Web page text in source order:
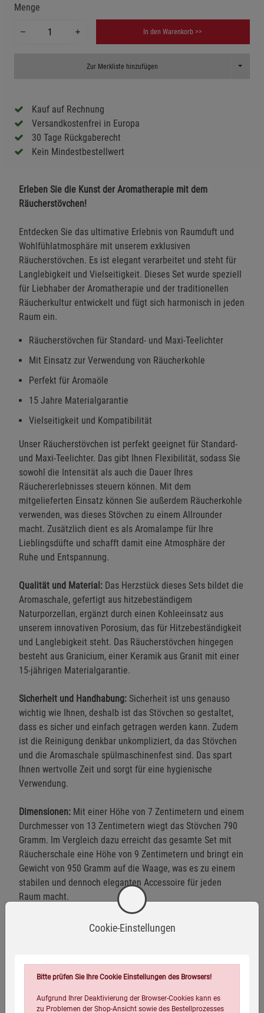
Menge
In den Warenkorb >>
Zur Merkliste hinzufügen Toggle
Kauf auf Rechnung
Versandkostenfrei in Europa
30 Tage Rückgaberecht
Kein Mindestbestellwert
Erleben Sie die Kunst der Aromatherapie mit dem
Räucherstövchen!
Entdecken Sie das ultimative Erlebnis von Raumduft und
Wohlfühlatmosphäre mit unserem exklusiven
Räucherstövchen. Es ist elegant verarbeitet und steht für
Langlebigkeit und Vielseitigkeit. Dieses Set wurde speziell
für Liebhaber der Aromatherapie und der traditionellen
Räucherkultur entwickelt und fügt sich harmonisch in jeden
Raum ein.
Räucherstövchen für Standard- und Maxi-Teelichter
Mit Einsatz zur Verwendung von Räucherkohle
Perfekt für Aromaöle
15 Jahre Materialgarantie
Vielseitigkeit und Kompatibilität
Unser Räucherstövchen ist perfekt geeignet für Standard-
und Maxi-Teelichter. Das gibt Ihnen Flexibilität, sodass Sie
sowohl die Intensität als auch die Dauer Ihres
Räuchererlebnisses steuern können. Mit dem
mitgelieferten Einsatz können Sie außerdem Räucherkohle
verwenden, was dieses Stövchen zu einem Allrounder
macht. Zusätzlich dient es als Aromalampe für Ihre
Lieblingsdüfte und schafft damit eine Atmosphäre der
Ruhe und Entspannung.
Qualität und Material: Das Herzstück dieses Sets bildet die
Aromaschale, gefertigt aus hitzebeständigem
Naturporzellan, ergänzt durch einen Kohleeinsatz aus
unserem innovativen Porosium, das für Hitzebeständigkeit
und Langlebigkeit steht. Das Räucherstövchen hingegen
besteht aus Granicium, einer Keramik aus Granit mit einer
15-jährigen Materialgarantie.
Sicherheit und Handhabung: Sicherheit ist uns genauso
wichtig wie Ihnen, deshalb ist das Stövchen so gestaltet,
dass es sicher und einfach getragen werden kann. Zudem
ist die Reinigung denkbar unkompliziert, da das Stövchen
und die Aromaschale spülmaschinenfest sind. Das spart
Ihnen wertvolle Zeit und sorgt für eine hygienische
Verwendung.
Dimensionen: Mit einer Höhe von 7 Zentimetern und einem
Durchmesser von 13 Zentimetern wiegt das Stövchen 790
Gramm. Im Vergleich dazu erreicht das gesamte Set mit
Räucherschale eine Höhe von 9 Zentimetern und bringt ein
Gewicht von 950 Gramm auf die Waage, was es zu einem
stabilen und dennoch eleganten Accessoire für jeden
Raum macht.
Produkt nicht für Kinder unter 14 Jahren geeignet.
Cookie-Einstellungen
Bitte prüfen Sie Ihre Cookie Einstellungen des Browsers!
Aufgrund Ihrer Deaktivierung der Browser-Cookies kann es
zu Problemen der Shop-Ansicht sowie des Bestellprozesses